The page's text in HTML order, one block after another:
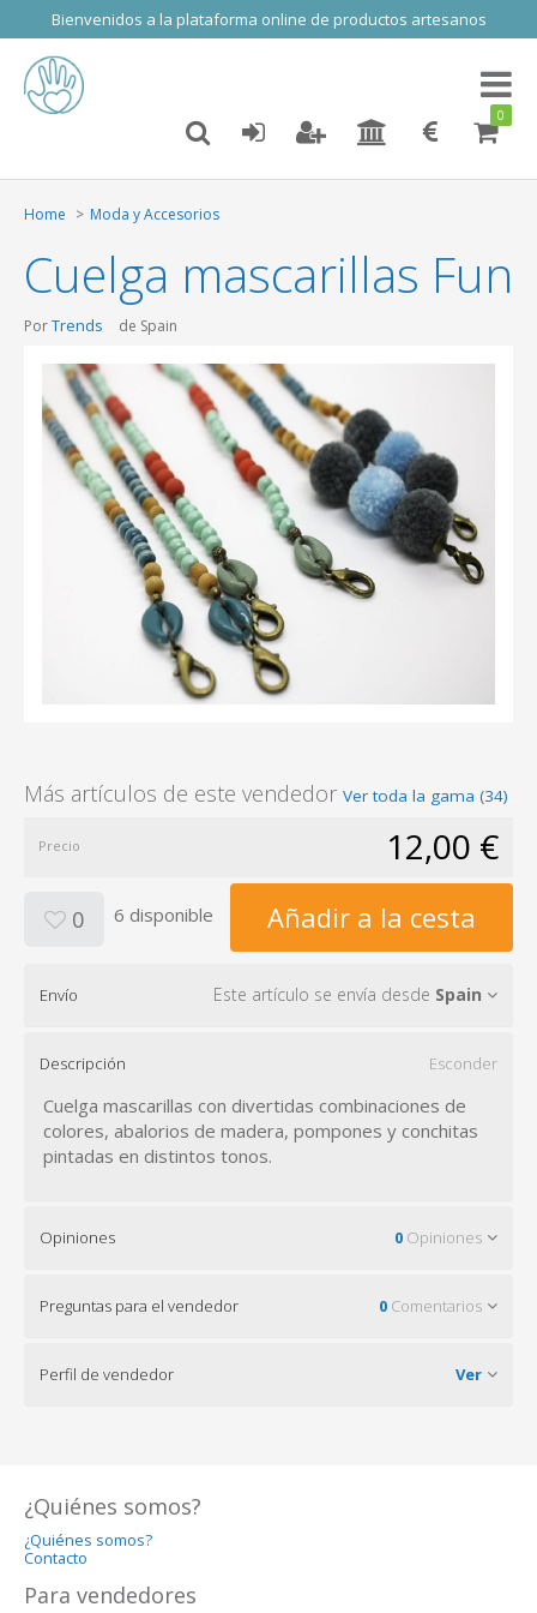
Bienvenidos a la plataforma online de productos artesanos
Toggle
0
Home Moda y Accesorios
Cuelga mascarillas Fun
PorTrends de Spain
Más artículos de este vendedor Ver toda la gama (34)
Precio 12,00 €
0 6 disponible Añadir a la cesta
Envío Este artículo se envía desde Spain
Descripción Esconder
Cuelga mascarillas con divertidas combinaciones de
colores, abalorios de madera, pompones y conchitas
pintadas en distintos tonos.
Opiniones 0 Opiniones
Preguntas para el vendedor 0 Comentarios
Perfil de vendedor Ver
¿Quiénes somos?
¿Quiénes somos?
Contacto
Para vendedores